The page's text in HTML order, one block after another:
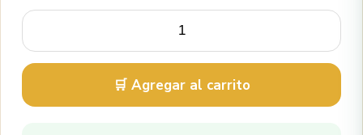
🛒 Agregar al carrito